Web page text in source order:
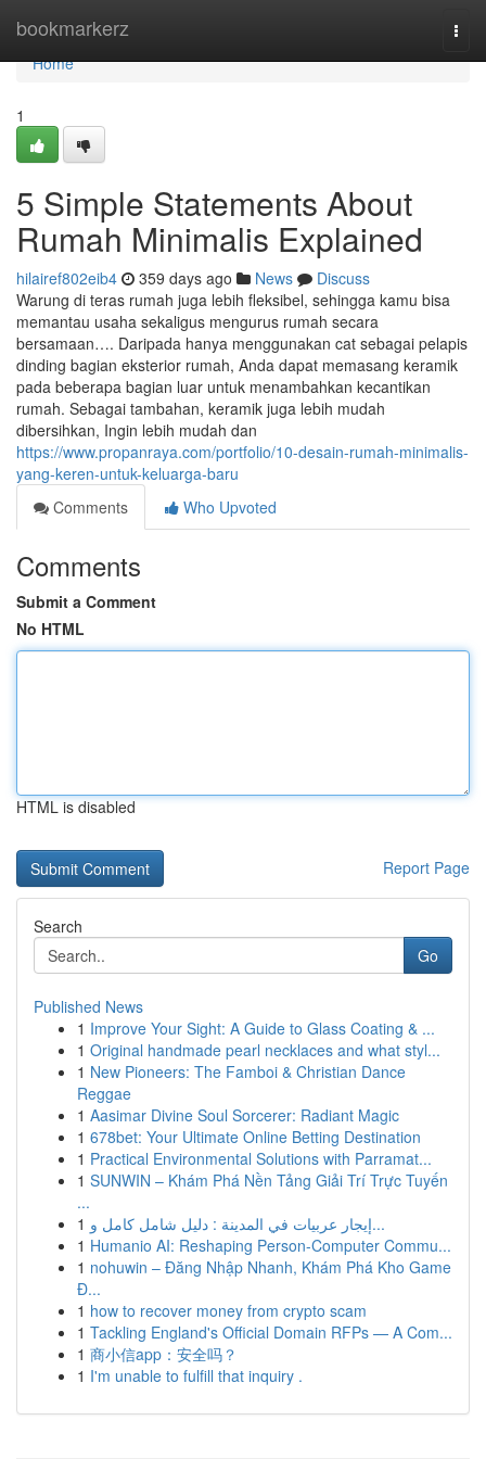
bookmarkerz
Home
Home
1
5 Simple Statements About
Rumah Minimalis Explained
hilairef802eib4 359 days ago News
Discuss
Warung di teras rumah juga lebih fleksibel, sehingga kamu bisa
memantau usaha sekaligus mengurus rumah secara
bersamaan…. Daripada hanya menggunakan cat sebagai pelapis
dinding bagian eksterior rumah, Anda dapat memasang keramik
pada beberapa bagian luar untuk menambahkan kecantikan
rumah. Sebagai tambahan, keramik juga lebih mudah
dibersihkan, Ingin lebih mudah dan
https://www.propanraya.com/portfolio/10-desain-rumah-minimalis-
yang-keren-untuk-keluarga-baru
Comments
Who Upvoted
Comments
Submit a Comment
No HTML
HTML is disabled
Report Page
Search
Go
Published News
1 Improve Your Sight: A Guide to Glass Coating & ...
1 Original handmade pearl necklaces and what styl...
1 New Pioneers: The Famboi & Christian Dance
Reggae
1 Aasimar Divine Soul Sorcerer: Radiant Magic
1 678bet: Your Ultimate Online Betting Destination
1 Practical Environmental Solutions with Parramat...
1 SUNWIN – Khám Phá Nền Tảng Giải Trí Trực Tuyến
...
1
إيجار عربيات في المدينة : دليل شامل كامل و...
1 Humanio AI: Reshaping Person-Computer Commu...
1 nohuwin – Đăng Nhập Nhanh, Khám Phá Kho Game
Đ...
1 how to recover money from crypto scam
1 Tackling England's Official Domain RFPs — A Com...
1 商小信app：安全吗？
1 I'm unable to fulfill that inquiry .